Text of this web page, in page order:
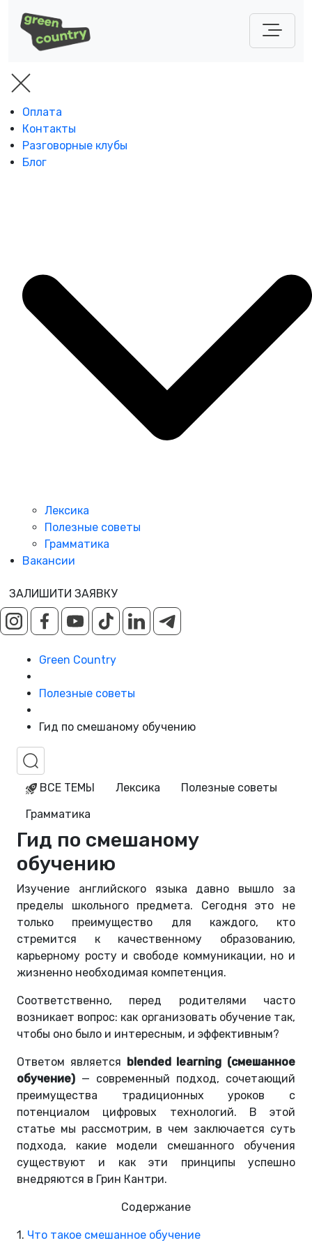
Оплата
Контакты
Разговорные клубы
Блог
Лексика
Полезные советы
Грамматика
Вакансии
ЗАЛИШИТИ ЗАЯВКУ
Green Country
Полезные советы
Гид по смешаному обучению
ВСЕ ТЕМЫ Лексика
Полезные советы
Грамматика
Гид по смешаному
обучению
Изучение английского языка давно вышло за
пределы школьного предмета. Сегодня это не
только преимущество для каждого, кто
стремится к качественному образованию,
карьерному росту и свободе коммуникации, но и
жизненно необходимая компетенция.
Соответственно, перед родителями часто
возникает вопрос: как организовать обучение так,
чтобы оно было и интересным, и эффективным?
Ответом является blended learning (смешанное
обучение) — современный подход, сочетающий
преимущества традиционных уроков с
потенциалом цифровых технологий. В этой
статье мы рассмотрим, в чем заключается суть
подхода, какие модели смешанного обучения
существуют и как эти принципы успешно
внедряются в Грин Кантри.
Содержание
1. Что такое смешанное обучение